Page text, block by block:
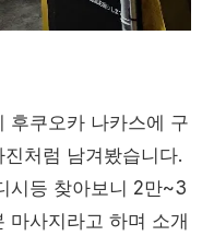
후쿠오카 나카스에 구
처럼 남겨봤습니다.
시등 찾아보니 2만~3
마사지라고 하며 소개